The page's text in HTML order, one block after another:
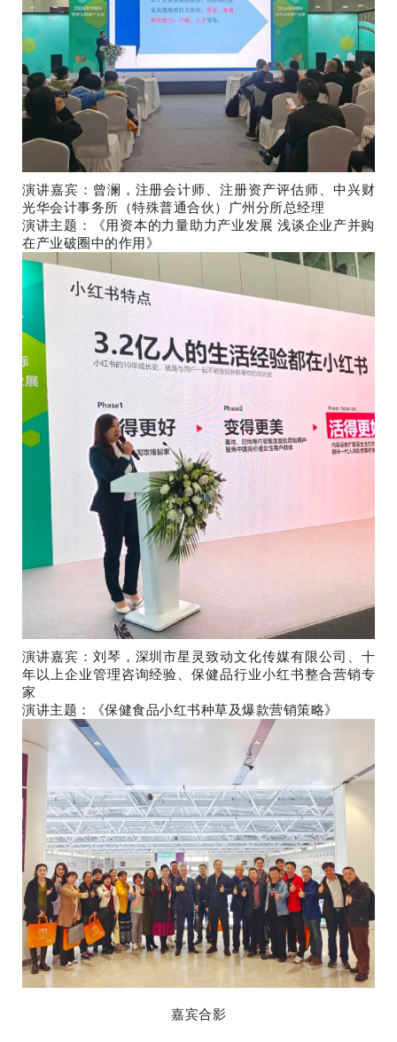
演讲嘉宾：曾澜，注册会计师、注册资产评估师、中兴财
光华会计事务所（特殊普通合伙）广州分所总经理
演讲主题：《用资本的力量助力产业发展 浅谈企业产并购
在产业破圈中的作用》
演讲嘉宾：刘琴，深圳市星灵致动文化传媒有限公司、十
年以上企业管理咨询经验、保健品行业小红书整合营销专
家
演讲主题：《保健食品小红书种草及爆款营销策略》
嘉宾合影